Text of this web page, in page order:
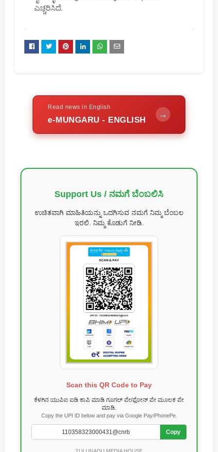
ಎಚ್ಚರಿಸಿದೆ.
Read news in English
e-MUNGARU - ENGLISH
→
Support Us / ನಮಗೆ ಬೆಂಬಲಿಸಿ
ಉಚಿತವಾಗಿ ಮಾಹಿತಿಯನ್ನು ಒದಗಿಸುವ ನಮಗೆ ನಿಮ್ಮ ಬೆಂಬಲ
ಇರಲಿ. ನಿಮ್ಮ ಕೊಡುಗೆ ನೀಡಿ.
Scan this QR Code to Pay
ಕೆಳಗಿನ ಯುಪಿಐ ಐಡಿ ಕಾಪಿ ಮಾಡಿ ಗೂಗಲ್ ಪೇ/ಫೋನ್ ಪೇ ಮೂಲಕ ಪೇ
ಮಾಡಿ.
Copy the UPI ID below and pay via Google Pay/PhonePe.
Copy